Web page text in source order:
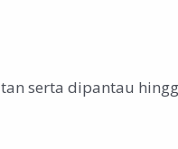
serta dipantau